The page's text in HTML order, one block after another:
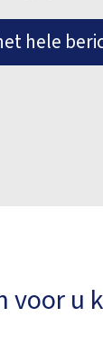
hele
voor u